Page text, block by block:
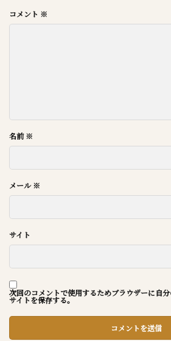
コメント ※
名前※
メール※
サイト
次回のコメントで使用するためブラウザーに自分
サイトを保存する。